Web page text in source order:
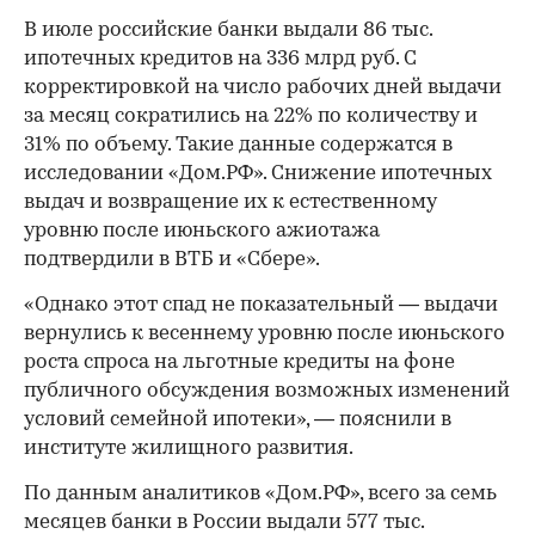
В июле российские банки выдали 86 тыс.
ипотечных кредитов на 336 млрд руб. С
корректировкой на число рабочих дней выдачи
за месяц сократились на 22% по количеству и
31% по объему. Такие данные содержатся в
исследовании «Дом.РФ». Снижение ипотечных
выдач и возвращение их к естественному
уровню после июньского ажиотажа
подтвердили в ВТБ и «Сбере».
«Однако этот спад не показательный — выдачи
вернулись к весеннему уровню после июньского
роста спроса на льготные кредиты на фоне
публичного обсуждения возможных изменений
условий семейной ипотеки», — пояснили в
институте жилищного развития.
По данным аналитиков «Дом.РФ», всего за семь
месяцев банки в России выдали 577 тыс.